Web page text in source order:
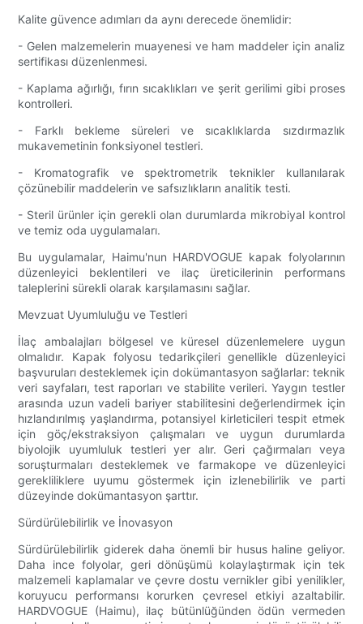
Kalite güvence adımları da aynı derecede önemlidir:
- Gelen malzemelerin muayenesi ve ham maddeler için analiz
sertifikası düzenlenmesi.
- Kaplama ağırlığı, fırın sıcaklıkları ve şerit gerilimi gibi proses
kontrolleri.
- Farklı bekleme süreleri ve sıcaklıklarda sızdırmazlık
mukavemetinin fonksiyonel testleri.
- Kromatografik ve spektrometrik teknikler kullanılarak
çözünebilir maddelerin ve safsızlıkların analitik testi.
- Steril ürünler için gerekli olan durumlarda mikrobiyal kontrol
ve temiz oda uygulamaları.
Bu uygulamalar, Haimu'nun HARDVOGUE kapak folyolarının
düzenleyici beklentileri ve ilaç üreticilerinin performans
taleplerini sürekli olarak karşılamasını sağlar.
Mevzuat Uyumluluğu ve Testleri
İlaç ambalajları bölgesel ve küresel düzenlemelere uygun
olmalıdır. Kapak folyosu tedarikçileri genellikle düzenleyici
başvuruları desteklemek için dokümantasyon sağlarlar: teknik
veri sayfaları, test raporları ve stabilite verileri. Yaygın testler
arasında uzun vadeli bariyer stabilitesini değerlendirmek için
hızlandırılmış yaşlandırma, potansiyel kirleticileri tespit etmek
için göç/ekstraksiyon çalışmaları ve uygun durumlarda
biyolojik uyumluluk testleri yer alır. Geri çağırmaları veya
soruşturmaları desteklemek ve farmakope ve düzenleyici
gerekliliklere uyumu göstermek için izlenebilirlik ve parti
düzeyinde dokümantasyon şarttır.
Sürdürülebilirlik ve İnovasyon
Sürdürülebilirlik giderek daha önemli bir husus haline geliyor.
Daha ince folyolar, geri dönüşümü kolaylaştırmak için tek
malzemeli kaplamalar ve çevre dostu vernikler gibi yenilikler,
koruyucu performansı korurken çevresel etkiyi azaltabilir.
HARDVOGUE (Haimu), ilaç bütünlüğünden ödün vermeden